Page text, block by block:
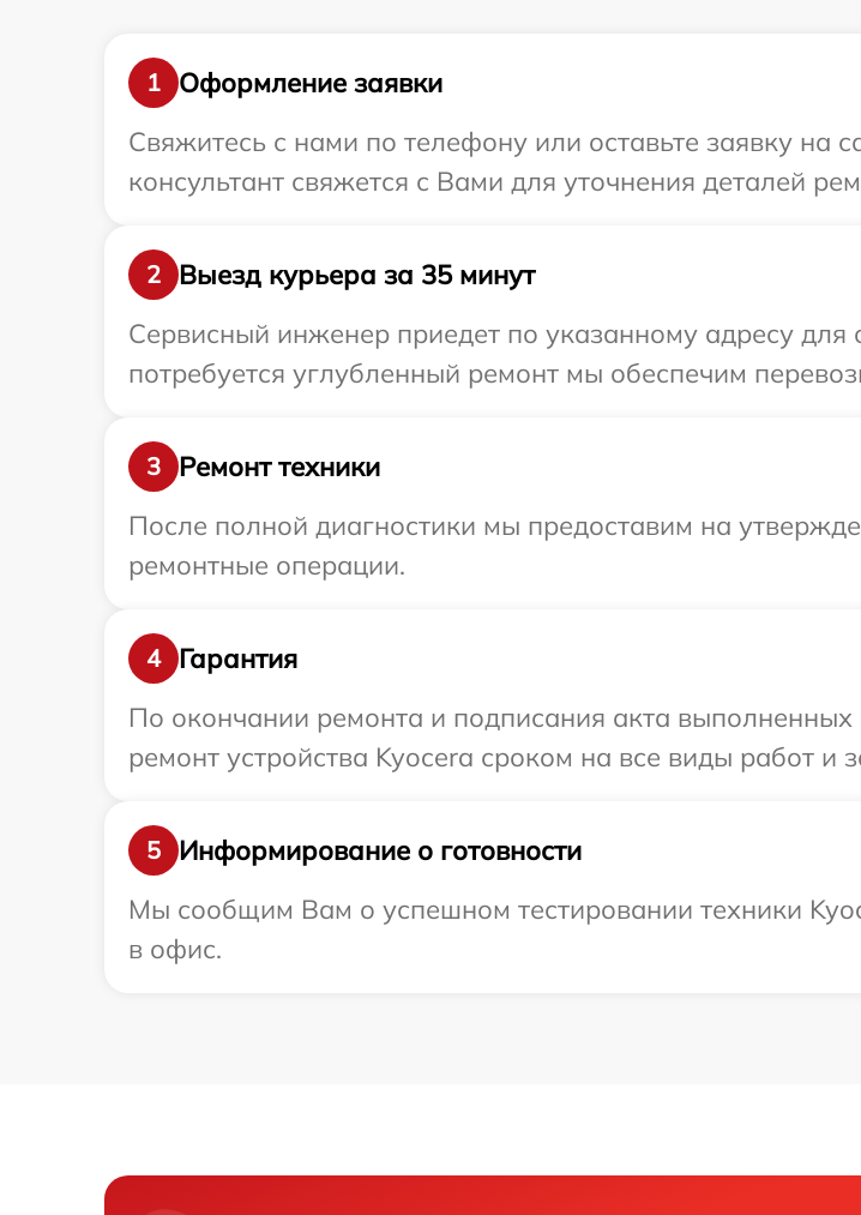
1
Оформление заявки
Свяжитесь с нами по телефону или оставьте заявку на
консультант свяжется с Вами для уточнения деталей
2
Выезд курьера за 35 минут
Сервисный инженер приедет по указанному адресу для
потребуется углубленный ремонт мы обеспечим
3
Ремонт техники
После полной диагностики мы предоставим на
ремонтные операции.
4
Гарантия
По окончании ремонта и подписания акта
ремонт устройства Kyocera сроком на все виды работ и
5
Информирование о готовности
Мы сообщим Вам о успешном тестировании техники
в офис.